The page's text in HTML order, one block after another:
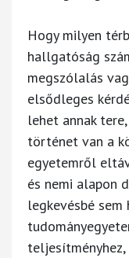
Hogy milyen
hallgatóság
megszólalás
elsődleges
lehet annak
történet van a
egyetemről
és nemi alapon
legkevésbé
teljesítményhez,